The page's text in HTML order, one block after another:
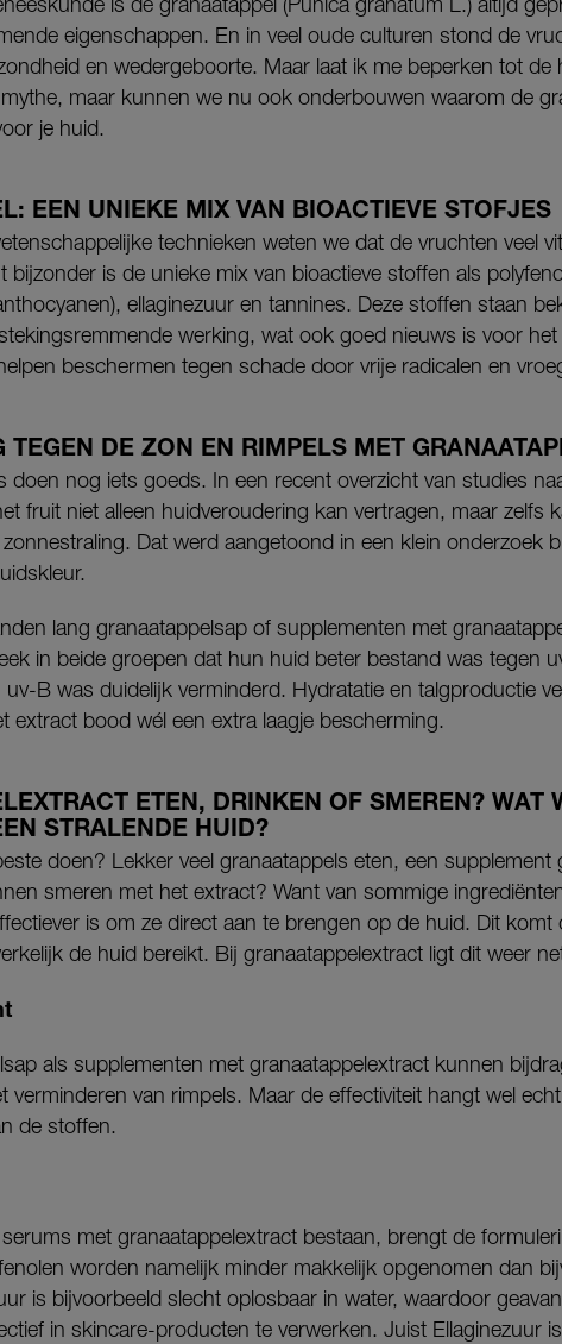
eigenschappen. En in veel oude culturen stond de
en wedergeboorte. Maar laat ik me beperken tot de
maar kunnen we nu ook onderbouwen waarom de
je huid.
EEN UNIEKE MIX VAN BIOACTIEVE STOFJES
technieken weten we dat de vruchten veel
bijzonder is de unieke mix van bioactieve stoffen als
ellaginezuur en tannines. Deze stoffen staan
werking, wat ook goed nieuws is voor het
beschermen tegen schade door vrije radicalen en
TEGEN DE ZON EN RIMPELS MET
doen nog iets goeds. In een recent overzicht van studies
fruit niet alleen huidveroudering kan vertragen, maar zelfs
Dat werd aangetoond in een klein onderzoek
lang granaatappelsap of supplementen met
in beide groepen dat hun huid beter bestand was tegen
uv-B was duidelijk verminderd. Hydratatie en talgproductie
extract bood wél een extra laagje bescherming.
ETEN, DRINKEN OF SMEREN? WAT
STRALENDE HUID?
doen? Lekker veel granaatappels eten, een supplement
smeren met het extract? Want van sommige
is om ze direct aan te brengen op de huid. Dit komt
de huid bereikt. Bij granaatappelextract ligt dit weer
als supplementen met granaatappelextract kunnen
verminderen van rimpels. Maar de effectiviteit hangt wel
de stoffen.
met granaatappelextract bestaan, brengt de
worden namelijk minder makkelijk opgenomen dan
is bijvoorbeeld slecht oplosbaar in water, waardoor
in skincare-producten te verwerken. Juist Ellaginezuur